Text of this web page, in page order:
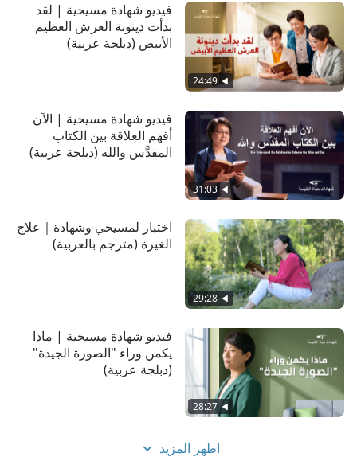
24:49
فيديو شهادة مسيحية | لقد
بدأت دينونة العرش العظيم
الأبيض (دبلجة عربية)
31:03
فيديو شهادة مسيحية | الآن
أفهم العلاقة بين الكتاب
المقدَّس والله (دبلجة عربية)
29:28
اختبار لمسيحي وشهادة｜علاج
الغيرة (مترجم بالعربية)
28:27
فيديو شهادة مسيحية | ماذا
يكمن وراء "الصورة الجيدة"
(دبلجة عربية)
اظهر المزيد